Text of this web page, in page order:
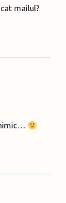
mailul?